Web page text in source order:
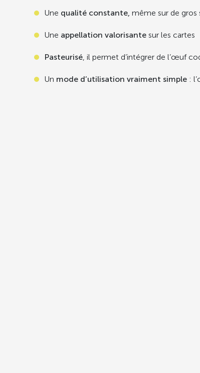
Une qualité constante, même sur de gros
Une appellation valorisante sur les cartes
Pasteurisé , il permet d’intégrer de l’œuf
Un mode d’utilisation vraiment simple :